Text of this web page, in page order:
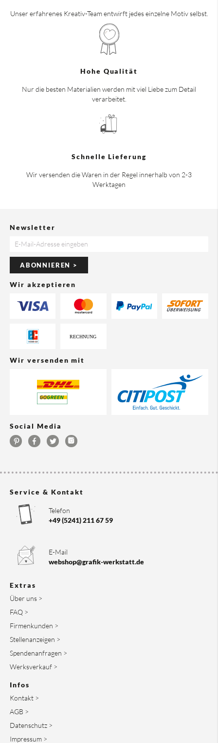
Unser erfahrenes Kreativ-Team entwirft jedes einzelne Motiv selbst.
Hohe Qualität
Nur die besten Materialien werden mit viel Liebe zum Detail
verarbeitet.
Schnelle Lieferung
Wir versenden die Waren in der Regel innerhalb von 2-3
Werktagen
Newsletter
ABONNIEREN >
Wir akzeptieren
Wir versenden mit
Social Media
Service & Kontakt
Telefon
+49 (5241) 211 67 59
E-Mail
webshop@grafik-werkstatt.de
Extras
Über uns >
FAQ >
Firmenkunden >
Stellenanzeigen >
Spendenanfragen >
Werksverkauf >
Infos
Kontakt >
AGB >
Datenschutz >
Impressum >